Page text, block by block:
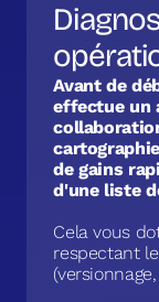
Avant de
effectue un
de gains
d'une liste
Cela vous
respectant